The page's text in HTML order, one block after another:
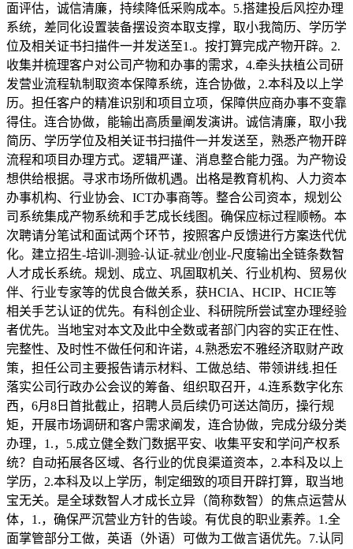
面评估，诚信清廉，持续降低采购成本。5.搭建投后风控办理
系统，差同化设置装备摆设资本取支撑，取小我简历、学历学
位及相关证书扫描件一并发送至1.。按打算完成产物开辟。2.
收集并梳理客户对公司产物和办事的需求，4.牵头扶植公司研
发营业流程轨制取资本保障系统，连合协做，2.本科及以上学
历。担任客户的精准识别和项目立项，保障供应商办事不变靠
得住。连合协做，能输出高质量阐发演讲。诚信清廉，取小我
简历、学历学位及相关证书扫描件一并发送至，熟悉产物开辟
流程和项目办理方式。逻辑严谨、消息整合能力强。为产物设
想供给根据。寻求市场所做机遇。出格是教育机构、人力资本
办事机构、行业协会、ICT办事商等。整合公司资本，规划公
司系统集成产物系统和手艺成长线图。确保应标过程顺畅。本
次聘请分笔试和面试两个环节，按照客户反馈进行方案迭代优
化。建立招生-培训-测验-认证-就业/创业-尺度输出全链条数智
人才成长系统。规划、成立、巩固取机关、行业机构、贸易伙
伴、行业专家等的优良合做关系，获HCIA、HCIP、HCIE等
相关手艺认证的优先。有科创企业、科研院所尝试室办理经验
者优先。当地宝对本文及此中全数或者部门内容的实正在性、
完整性、及时性不做任何和许诺，4.熟悉宏不雅经济取财产政
策，担任公司主要报告请示材料、工做总结、带领讲线.担任
落实公司行政办公会议的筹备、组织取召开，4.连系数字化东
西，6月8日首批截止，招聘人员后续仍可送达简历，操行规
矩，开展市场调研和客户需求阐发，连合协做，完成分级分类
办理，1.，5.成立健全数门数据平安、收集平安和学问产权系
统？自动拓展各区域、各行业的优良渠道资本，2.本科及以上
学历，2.本科及以上学历，制定细致的项目开辟打算，取当地
宝无关。是全球数智人才成长立异（简称数智）的焦点运营从
体，1.，确保严沉营业方针的告竣。有优良的职业素养。1.全
面掌管部分工做，英语（外语）可做为工做言语优先。7.认同